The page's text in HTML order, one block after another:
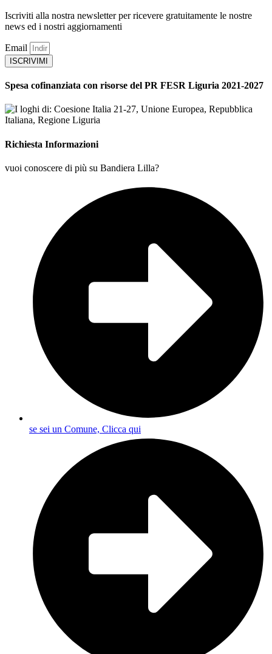
Iscriviti alla nostra newsletter per ricevere gratuitamente le nostre
news ed i nostri aggiornamenti
Email
ISCRIVIMI
Spesa cofinanziata con risorse del PR FESR Liguria 2021-2027
Richiesta Informazioni
vuoi conoscere di più su Bandiera Lilla?
se sei un Comune, Clicca qui